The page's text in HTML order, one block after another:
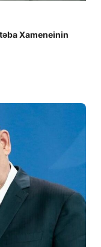
Xameneinin